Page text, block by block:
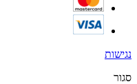
נגישות
סגור